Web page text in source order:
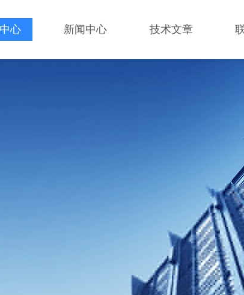
心 新闻中心 技术文章